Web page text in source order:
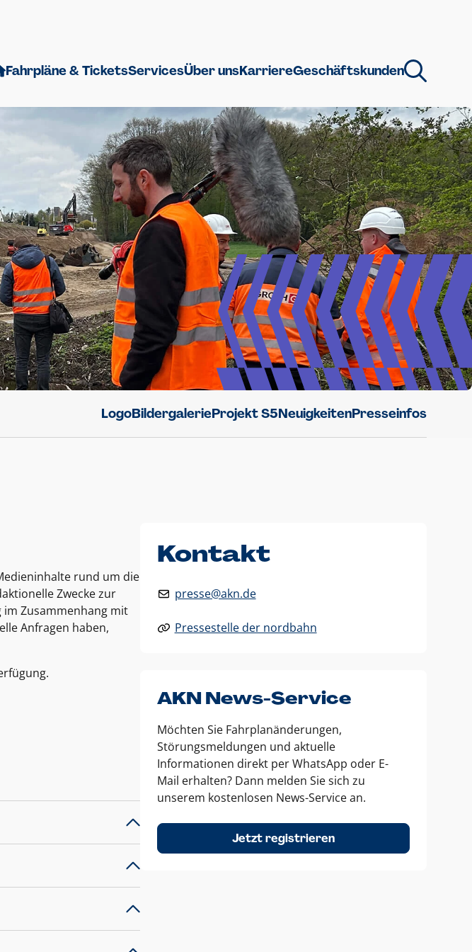
Fahrpläne & TicketsServicesÜber unsKarriereGeschäftskunden
LogoBildergalerieProjekt S5NeuigkeitenPresseinfos
rund um die
Zwecke zur
Zusammenhang mit
Anfragen haben,
Kontakt
presse@akn.de
Pressestelle der nordbahn
AKN News-Service
Möchten Sie Fahrplanänderungen,
Störungsmeldungen und aktuelle
Informationen direkt per WhatsApp oder E-
Mail erhalten? Dann melden Sie sich zu
unserem kostenlosen News-Service an.
Jetzt registrieren